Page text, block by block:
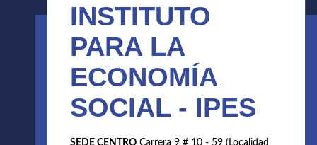
INSTITUTO
PARA LA
ECONOMÍA
SOCIAL - IPES
SEDE CENTRO Carrera 9 # 10 - 59 (Localidad